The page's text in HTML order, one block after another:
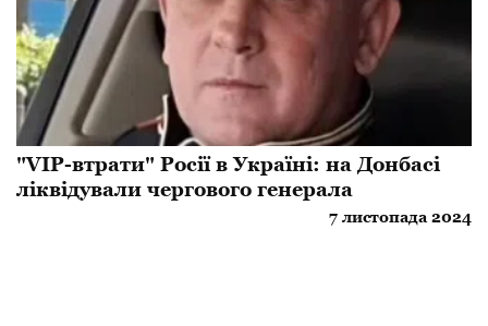
"VIP-втрати" Росії в Україні: на Донбасі
ліквідували чергового генерала
7 листопада 2024